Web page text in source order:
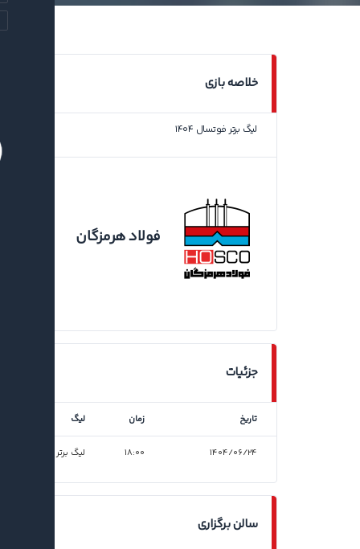
خلاصه بازی
لیگ برتر فوتسال ۱۴۰۴
فولاد هرمزگان
جزئیات
تاریخ زمان لیگ
۱۴۰۴/۰۶/۲۴ ۱۸:۰۰ لیگ برتر فوتسال
سالن برگزاری